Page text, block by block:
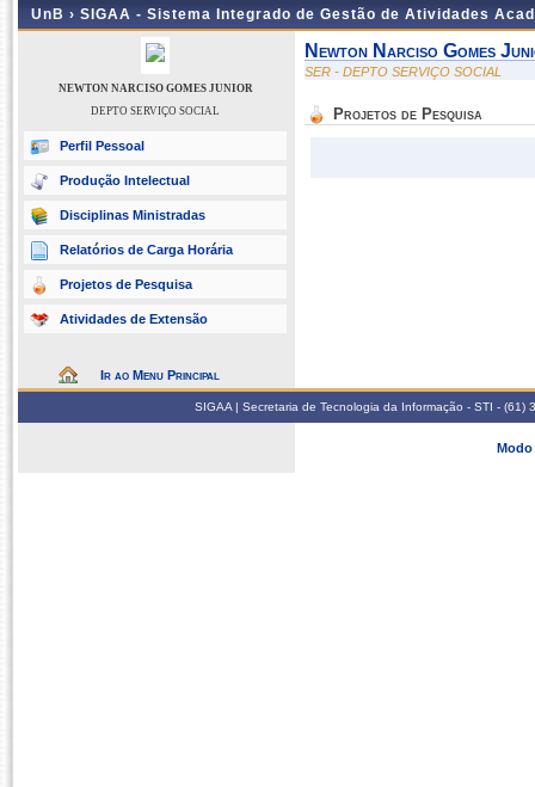
UnB › SIGAA - Sistema Integrado de Gestão de Atividades
NEWTON NARCISO GOMES JUNIOR
DEPTO SERVIÇO SOCIAL
Perfil Pessoal
Produção Intelectual
Disciplinas Ministradas
Relatórios de Carga Horária
Projetos de Pesquisa
Atividades de Extensão
Ir ao Menu Principal
Newton Narciso Gomes
SER - DEPTO SERVIÇO SOCIAL
Projetos de Pesquisa
SIGAA | Secretaria de Tecnologia da Informação - STI -
Modo